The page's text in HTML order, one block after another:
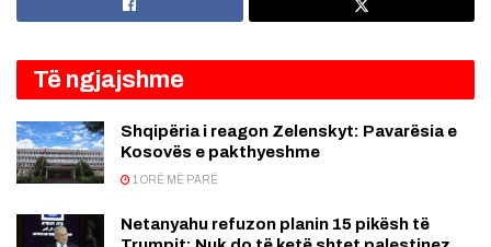
Të ngjajshme
Shqipëria i reagon Zelenskyt: Pavarësia e
Kosovës e pakthyeshme
1 ORË MË PARË
Netanyahu refuzon planin 15 pikësh të